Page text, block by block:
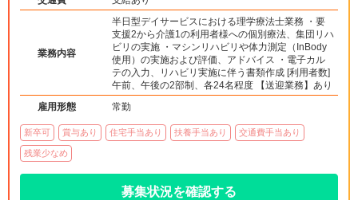
業務内容
半日型デイサービスにおける理学療法士業務 ・要
支援2から介護1の利用者様への個別療法、集団リハ
ビリの実施 ・マシンリハビリや体力測定（InBody
使用）の実施および評価、アドバイス ・電子カル
テの入力、リハビリ実施に伴う書類作成 [利用者数]
午前、午後の2部制、各24名程度 【送迎業務】あり
雇用形態
常勤
新卒可 賞与あり 住宅手当あり 扶養手当あり 交通費手当あり
残業少なめ
募集状況を確認する